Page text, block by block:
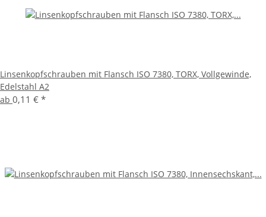
Linsenkopfschrauben mit Flansch ISO 7380, TORX, Vollgewinde,
Edelstahl A2
ab 0,11 € *